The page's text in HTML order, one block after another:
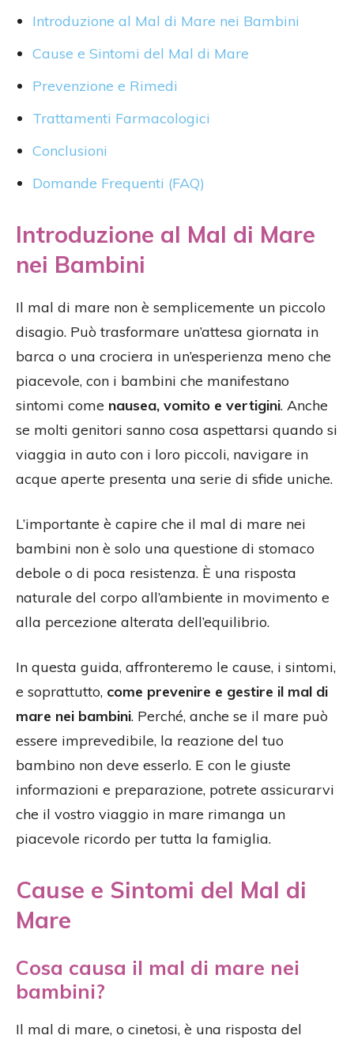
Introduzione al Mal di Mare nei Bambini
Cause e Sintomi del Mal di Mare
Prevenzione e Rimedi
Trattamenti Farmacologici
Conclusioni
Domande Frequenti (FAQ)
Introduzione al Mal di Mare
nei Bambini
Il mal di mare non è semplicemente un piccolo
disagio. Può trasformare un’attesa giornata in
barca o una crociera in un’esperienza meno che
piacevole, con i bambini che manifestano
sintomi come nausea, vomito e vertigini. Anche
se molti genitori sanno cosa aspettarsi quando si
viaggia in auto con i loro piccoli, navigare in
acque aperte presenta una serie di sfide uniche.
L’importante è capire che il mal di mare nei
bambini non è solo una questione di stomaco
debole o di poca resistenza. È una risposta
naturale del corpo all’ambiente in movimento e
alla percezione alterata dell’equilibrio.
In questa guida, affronteremo le cause, i sintomi,
e soprattutto, come prevenire e gestire il mal di
mare nei bambini. Perché, anche se il mare può
essere imprevedibile, la reazione del tuo
bambino non deve esserlo. E con le giuste
informazioni e preparazione, potrete assicurarvi
che il vostro viaggio in mare rimanga un
piacevole ricordo per tutta la famiglia.
Cause e Sintomi del Mal di
Mare
Cosa causa il mal di mare nei
bambini?
Il mal di mare, o cinetosi, è una risposta del